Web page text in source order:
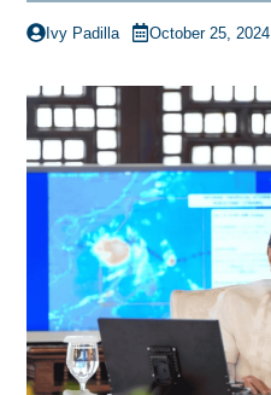
Ivy Padilla October 25, 2024